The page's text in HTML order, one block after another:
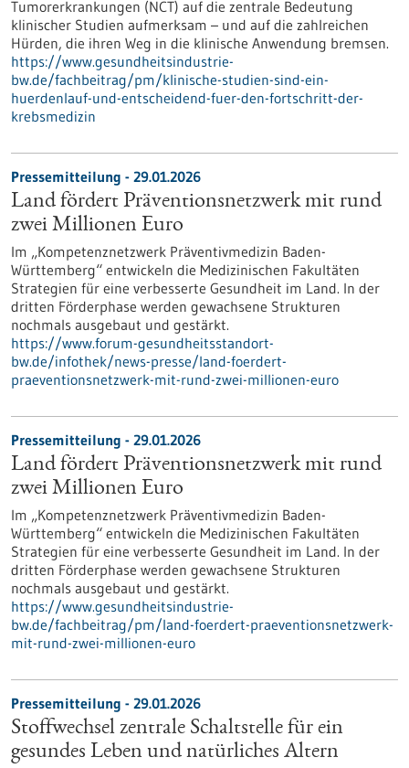
Tumorerkrankungen (NCT) auf die zentrale Bedeutung
klinischer Studien aufmerksam – und auf die zahlreichen
Hürden, die ihren Weg in die klinische Anwendung bremsen.
https://www.gesundheitsindustrie-
bw.de/fachbeitrag/pm/klinische-studien-sind-ein-
huerdenlauf-und-entscheidend-fuer-den-fortschritt-der-
krebsmedizin
Pressemitteilung - 29.01.2026
Land fördert Präventionsnetzwerk mit rund
zwei Millionen Euro
Im „Kompetenznetzwerk Präventivmedizin Baden-
Württemberg“ entwickeln die Medizinischen Fakultäten
Strategien für eine verbesserte Gesundheit im Land. In der
dritten Förderphase werden gewachsene Strukturen
nochmals ausgebaut und gestärkt.
https://www.forum-gesundheitsstandort-
bw.de/infothek/news-presse/land-foerdert-
praeventionsnetzwerk-mit-rund-zwei-millionen-euro
Pressemitteilung - 29.01.2026
Land fördert Präventionsnetzwerk mit rund
zwei Millionen Euro
Im „Kompetenznetzwerk Präventivmedizin Baden-
Württemberg“ entwickeln die Medizinischen Fakultäten
Strategien für eine verbesserte Gesundheit im Land. In der
dritten Förderphase werden gewachsene Strukturen
nochmals ausgebaut und gestärkt.
https://www.gesundheitsindustrie-
bw.de/fachbeitrag/pm/land-foerdert-praeventionsnetzwerk-
mit-rund-zwei-millionen-euro
Pressemitteilung - 29.01.2026
Stoffwechsel zentrale Schaltstelle für ein
gesundes Leben und natürliches Altern